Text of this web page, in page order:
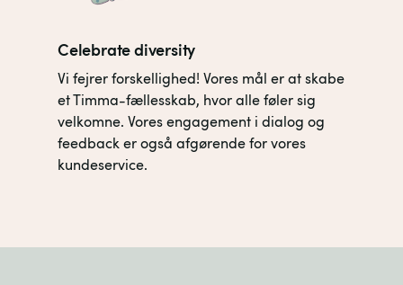
Celebrate diversity
Vi fejrer forskellighed! Vores mål er at skabe
et Timma-fællesskab, hvor alle føler sig
velkomne. Vores engagement i dialog og
feedback er også afgørende for vores
kundeservice.